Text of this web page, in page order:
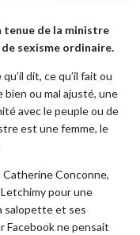
tenue de la ministre
sexisme ordinaire.
dit, ce qu’il fait ou
bien ou mal ajusté, une
avec le peuple ou de
est une femme, le
Conconne,
pour une
salopette et ses
Facebook ne pensait